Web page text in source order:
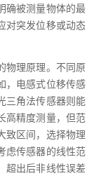
确被测量物体的最
对突发位移或动态
物理原理。不同原
，电感式位移传感
三角法传感器则能
高精度测量，但范
致区间，选择物理
虑传感器的线性范
超出后非线性误差